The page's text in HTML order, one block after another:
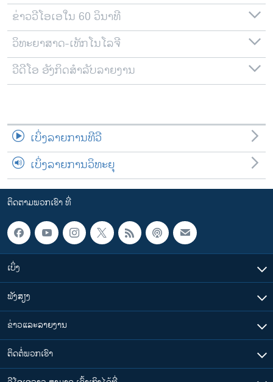
ພາສາຕ່າງໆ
ຂ່າວວີໂອເອໃນ 60 ວິນາທີ
ວິທະຍາສາດ-ເທັກໂນໂລຈີ
ວີດີໂອ ອັງກິດສຳລັບລາຍງານ
ເບິ່ງລາຍການທີວີ
ເບິ່ງລາຍການວິທະຍຸ
ຕິດຕາມພວກເຮົາ ທີ່
ເບິ່ງ
ຟັງສຽງ
ຂ່າວແລະລາຍງານ
ຕິດຕໍ່ພວກເຮົາ